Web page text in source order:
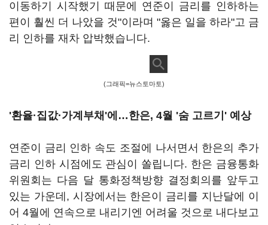
이동하기 시작했기 때문에 연준이 금리를 인하하는
편이 훨씬 더 나았을 것"이라며 "옳은 일을 하라"고 금
리 인하를 재차 압박했습니다.
(그래픽=뉴스토마토)
'환율·집값·가계부채'에…한은, 4월 '숨 고르기' 예상
연준이 금리 인하 속도 조절에 나서면서 한은의 추가
금리 인하 시점에도 관심이 쏠립니다. 한은 금융통화
위원회는 다음 달 통화정책방향 결정회의를 앞두고
있는 가운데, 시장에서는 한은이 금리를 지난달에 이
어 4월에 연속으로 내리기엔 어려울 것으로 내다보고